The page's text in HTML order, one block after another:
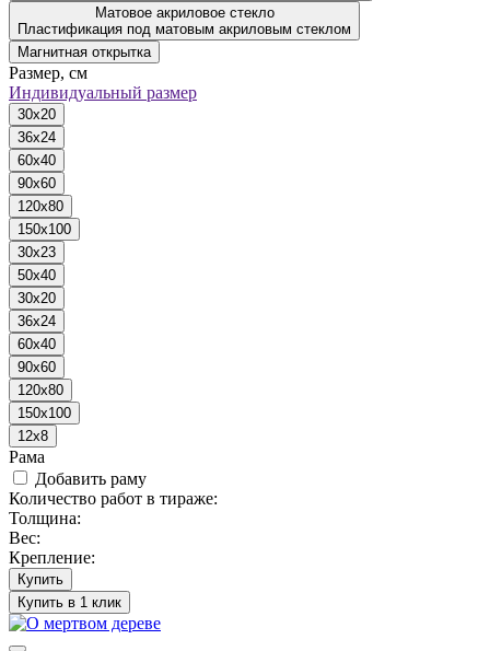
Матовое акриловое стекло
Пластификация под матовым акриловым стеклом
Магнитная открытка
Размер, см
Индивидуальный размер
30x20
36x24
60x40
90x60
120x80
150x100
30x23
50x40
30x20
36x24
60x40
90x60
120x80
150x100
12x8
Рама
Добавить раму
Количество работ в тираже:
Толщина:
Вес:
Крепление:
Купить
Купить в 1 клик